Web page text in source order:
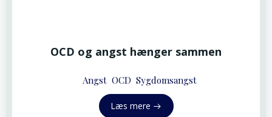
OCD og angst hænger sammen
Angst OCD Sygdomsangst
Læs mere